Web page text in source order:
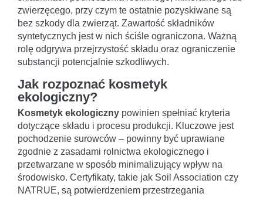
zwierzęcego, przy czym te ostatnie pozyskiwane są
bez szkody dla zwierząt. Zawartość składników
syntetycznych jest w nich ściśle ograniczona. Ważną
rolę odgrywa przejrzystość składu oraz ograniczenie
substancji potencjalnie szkodliwych.
Jak rozpoznać kosmetyk
ekologiczny?
Kosmetyk ekologiczny powinien spełniać kryteria
dotyczące składu i procesu produkcji. Kluczowe jest
pochodzenie surowców – powinny być uprawiane
zgodnie z zasadami rolnictwa ekologicznego i
przetwarzane w sposób minimalizujący wpływ na
środowisko. Certyfikaty, takie jak Soil Association czy
NATRUE, są potwierdzeniem przestrzegania